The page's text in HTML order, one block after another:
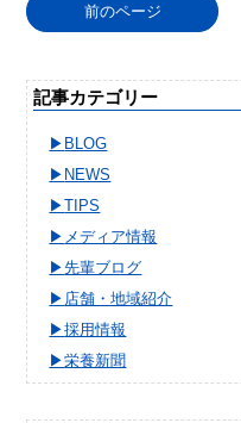
前のページ
記事カテゴリー
BLOG
NEWS
TIPS
メディア情報
先輩ブログ
店舗・地域紹介
採用情報
栄養新聞